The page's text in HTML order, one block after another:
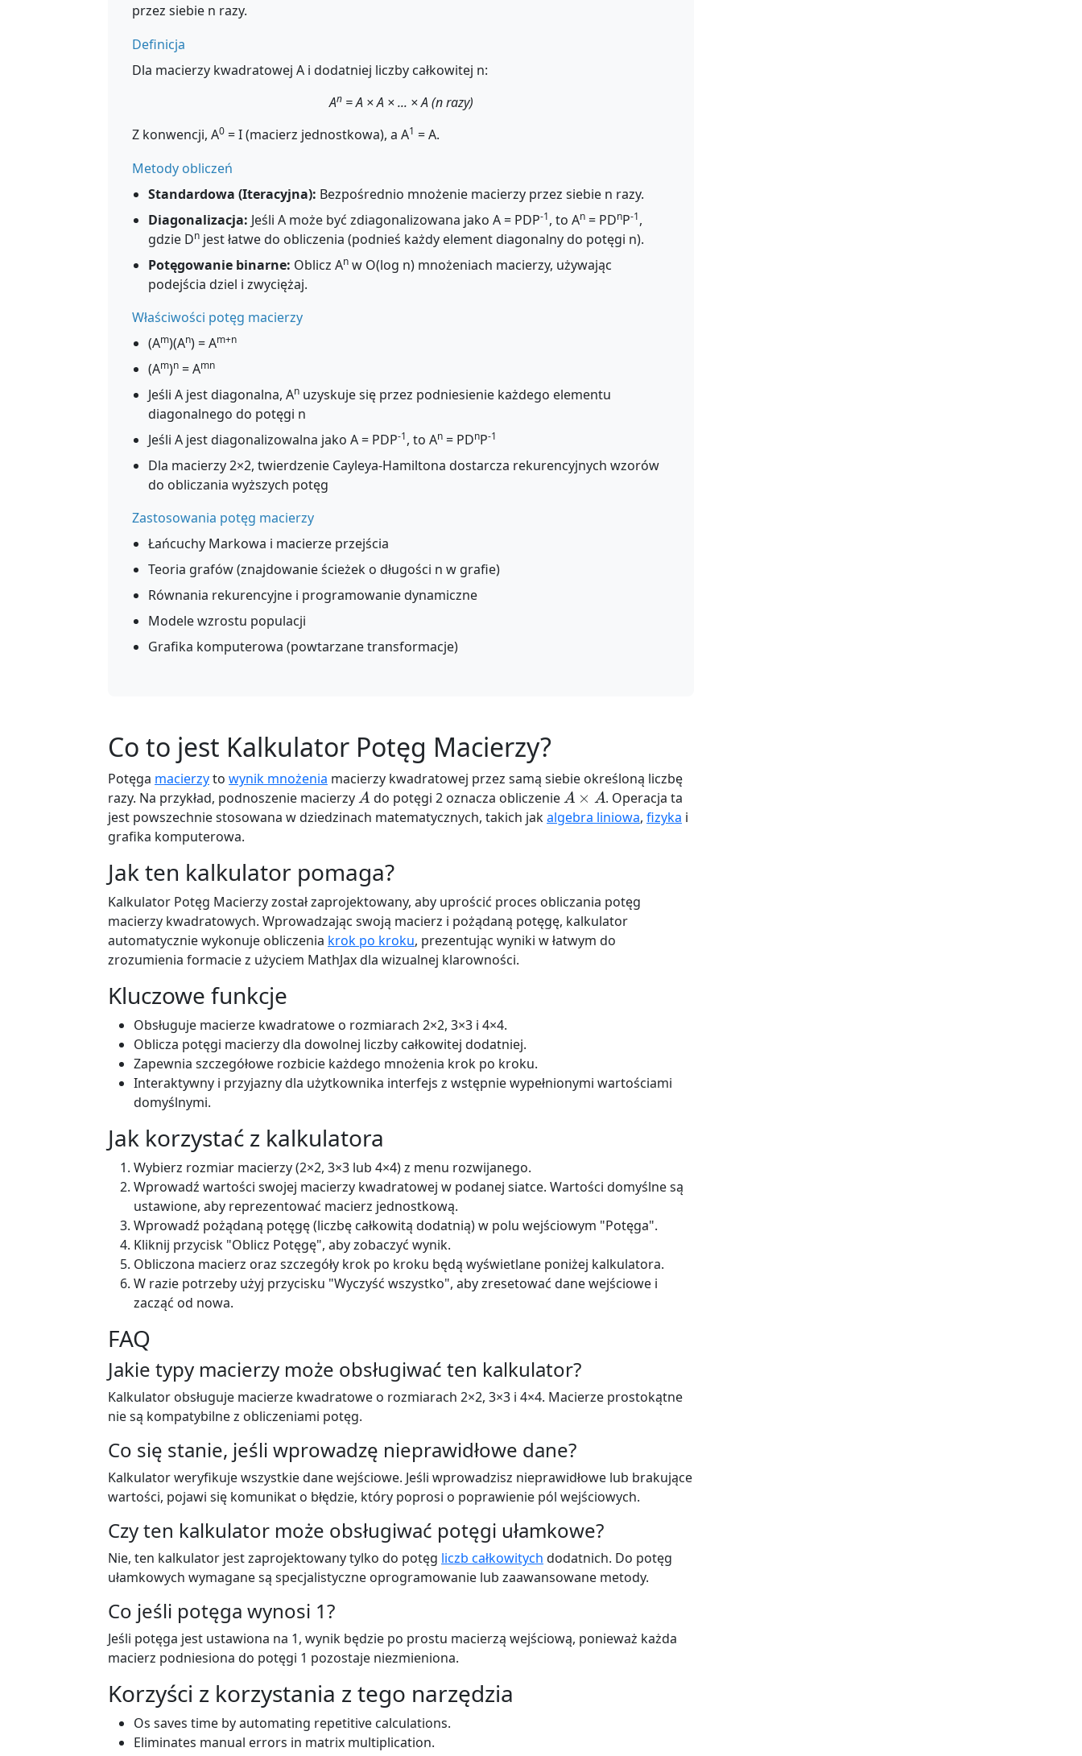
przez siebie n razy.
Definicja
Dla macierzy kwadratowej A i dodatniej liczby całkowitej n:
An= A × A × ... × A (n razy)
Z konwencji, A0 = I (macierz jednostkowa), a A1 = A.
Metody obliczeń
Standardowa (Iteracyjna): Bezpośrednio mnożenie macierzy przez siebie n razy.
Diagonalizacja: Jeśli A może być zdiagonalizowana jako A = PDP-1, to An = PDnP-1,
gdzie Dn jest łatwe do obliczenia (podnieś każdy element diagonalny do potęgi n).
Potęgowanie binarne: Oblicz An w O(log n) mnożeniach macierzy, używając
podejścia dziel i zwyciężaj.
Właściwości potęg macierzy
(Am)(An) = Am+n
(Am)n = Amn
Jeśli A jest diagonalna, An uzyskuje się przez podniesienie każdego elementu
diagonalnego do potęgi n
Jeśli A jest diagonalizowalna jako A = PDP-1, to An = PDnP-1
Dla macierzy 2×2, twierdzenie Cayleya-Hamiltona dostarcza rekurencyjnych wzorów
do obliczania wyższych potęg
Zastosowania potęg macierzy
Łańcuchy Markowa i macierze przejścia
Teoria grafów (znajdowanie ścieżek o długości n w grafie)
Równania rekurencyjne i programowanie dynamiczne
Modele wzrostu populacji
Grafika komputerowa (powtarzane transformacje)
Co to jest Kalkulator Potęg Macierzy?
Potęga macierzyto wynik mnożenia macierzy kwadratowej przez samą siebie określoną liczbę
razy. Na przykład, podnoszenie macierzy
A
do potęgi 2 oznacza obliczenie
A×A
. Operacja ta
jest powszechnie stosowana w dziedzinach matematycznych, takich jakalgebra liniowa, fizyka i
grafika komputerowa.
Jak ten kalkulator pomaga?
Kalkulator Potęg Macierzy został zaprojektowany, aby uprościć proces obliczania potęg
macierzy kwadratowych. Wprowadzając swoją macierz i pożądaną potęgę, kalkulator
automatycznie wykonuje obliczenia krok po kroku, prezentując wyniki w łatwym do
zrozumienia formacie z użyciem MathJax dla wizualnej klarowności.
Kluczowe funkcje
Obsługuje macierze kwadratowe o rozmiarach 2×2, 3×3 i 4×4.
Oblicza potęgi macierzy dla dowolnej liczby całkowitej dodatniej.
Zapewnia szczegółowe rozbicie każdego mnożenia krok po kroku.
Interaktywny i przyjazny dla użytkownika interfejs z wstępnie wypełnionymi wartościami
domyślnymi.
Jak korzystać z kalkulatora
Wybierz rozmiar macierzy (2×2, 3×3 lub 4×4) z menu rozwijanego.
Wprowadź wartości swojej macierzy kwadratowej w podanej siatce. Wartości domyślne są
ustawione, aby reprezentować macierz jednostkową.
Wprowadź pożądaną potęgę (liczbę całkowitą dodatnią) w polu wejściowym "Potęga".
Kliknij przycisk "Oblicz Potęgę", aby zobaczyć wynik.
Obliczona macierz oraz szczegóły krok po kroku będą wyświetlane poniżej kalkulatora.
W razie potrzeby użyj przycisku "Wyczyść wszystko", aby zresetować dane wejściowe i
zacząć od nowa.
FAQ
Jakie typy macierzy może obsługiwać ten kalkulator?
Kalkulator obsługuje macierze kwadratowe o rozmiarach 2×2, 3×3 i 4×4. Macierze prostokątne
nie są kompatybilne z obliczeniami potęg.
Co się stanie, jeśli wprowadzę nieprawidłowe dane?
Kalkulator weryfikuje wszystkie dane wejściowe. Jeśli wprowadzisz nieprawidłowe lub brakujące
wartości, pojawi się komunikat o błędzie, który poprosi o poprawienie pól wejściowych.
Czy ten kalkulator może obsługiwać potęgi ułamkowe?
Nie, ten kalkulator jest zaprojektowany tylko do potęg liczb całkowitych dodatnich. Do potęg
ułamkowych wymagane są specjalistyczne oprogramowanie lub zaawansowane metody.
Co jeśli potęga wynosi 1?
Jeśli potęga jest ustawiona na 1, wynik będzie po prostu macierzą wejściową, ponieważ każda
macierz podniesiona do potęgi 1 pozostaje niezmieniona.
Korzyści z korzystania z tego narzędzia
Os saves time by automating repetitive calculations.
Eliminates manual errors in matrix multiplication.